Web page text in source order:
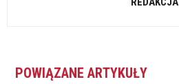
POWIĄZANE ARTYKUŁY